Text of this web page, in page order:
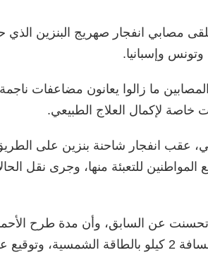
مصابي انفجار صهريج البنزين
وإسبانيا.
ما زالوا يعانون مضاعفات
خاصة لإكمال العلاج الطبيعي.
الماضي، عقب انفجار شاحنة بنزين على
للتعبئة منها، وجرى نقل
عن السابق، وأن مدة طرح
ساعتين، مشيرا إلى حصولهم على عقد إنارة بمسافة 2 كيلو بالطاقة